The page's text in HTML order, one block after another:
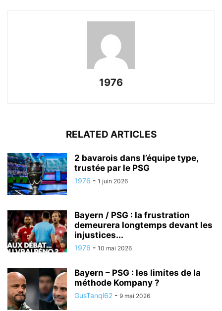
1976
RELATED ARTICLES
2 bavarois dans l’équipe type,
trustée par le PSG
1976 - 1 juin 2026
Bayern / PSG : la frustration
demeurera longtemps devant les
injustices...
1976 - 10 mai 2026
Bayern – PSG : les limites de la
méthode Kompany ?
GusTanqi62 - 9 mai 2026